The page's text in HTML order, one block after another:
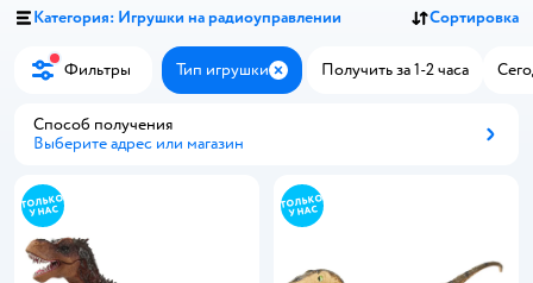
Категория: Игрушки на радиоуправлении Сортировка
Фильтры Тип игрушки ЗакрытьПолучить за 1-2 часа
Способ получения
Выберите адрес или магазин